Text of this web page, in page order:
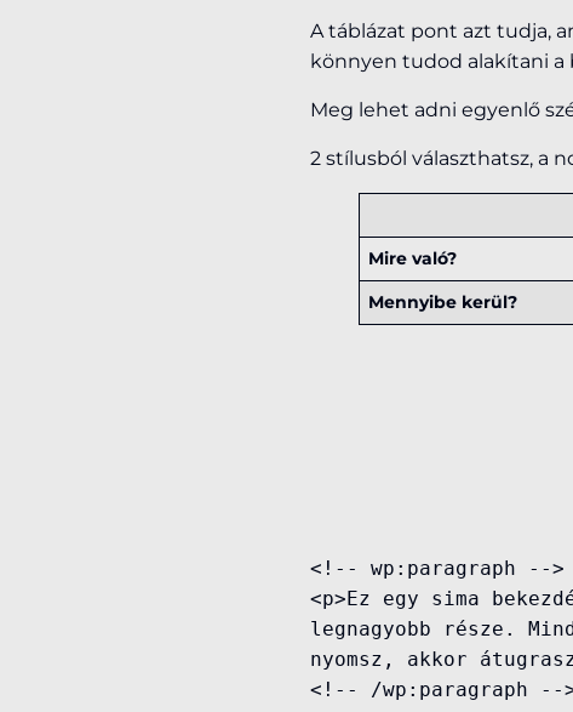
A táblázat pont azt tudja,
könnyen tudod alakítani a
Meg lehet adni egyenlő
2 stílusból választhatsz, a
Mire való?
Mennyibe kerül?
<!-- wp:paragraph -->
<p>Ez egy sima
legnagyobb része.
nyomsz, akkor
<!-- /wp:paragraph --